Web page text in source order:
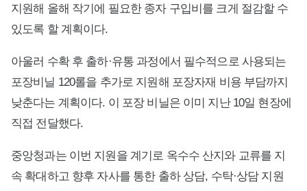
지원해 올해 작기에 필요한 종자 구입비를 크게 절감할 수
있도록 할 계획이다.
아울러 수확 후 출하·유통 과정에서 필수적으로 사용되는
포장비닐 120롤을 추가로 지원해 포장자재 비용 부담까지
낮춘다는 계획이다. 이 포장 비닐은 이미 지난 10일 현장에
직접 전달했다.
중앙청과는 이번 지원을 계기로 옥수수 산지와 교류를 지
속 확대하고 향후 자사를 통한 출하 상담, 수탁·상담 지원